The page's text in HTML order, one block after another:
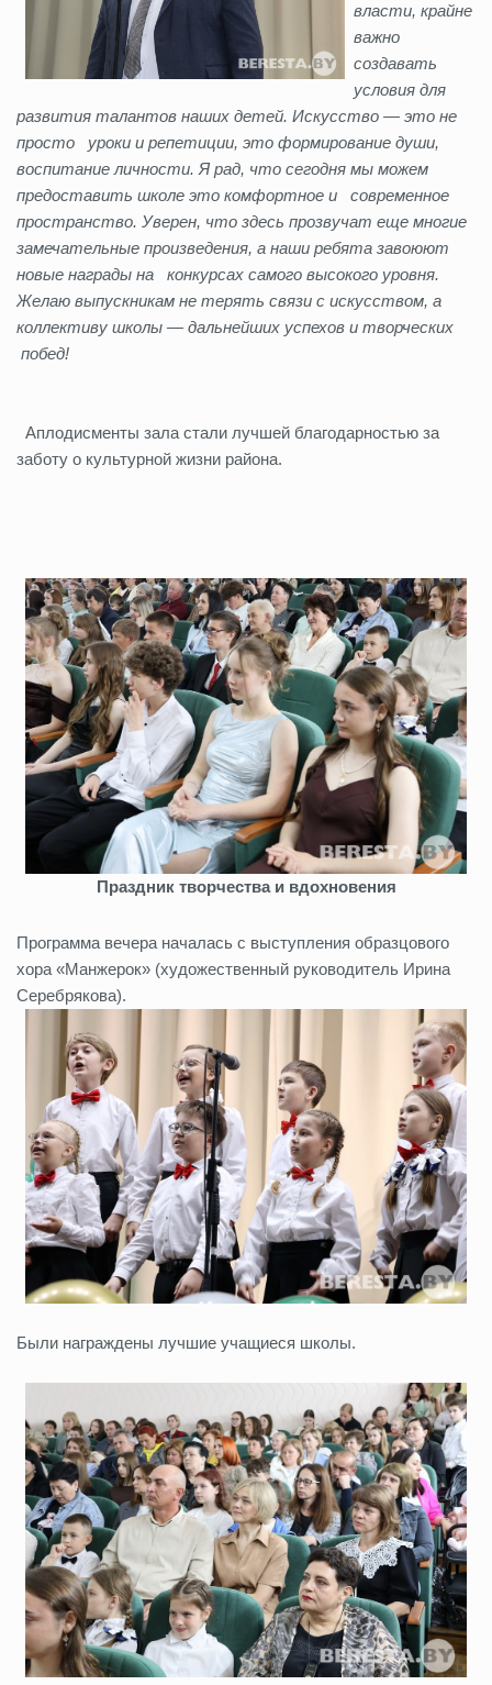
власти, крайне
важно
создавать
условия для
развития талантов наших детей. Искусство — это не
просто уроки и репетиции, это формирование души,
воспитание личности. Я рад, что сегодня мы можем
предоставить школе это комфортное и современное
пространство. Уверен, что здесь прозвучат еще многие
замечательные произведения, а наши ребята завоюют
новые награды на конкурсах самого высокого уровня.
Желаю выпускникам не терять связи с искусством, а
коллективу школы — дальнейших успехов и творческих
побед!
Аплодисменты зала стали лучшей благодарностью за
заботу о культурной жизни района.
Праздник творчества и вдохновения
Программа вечера началась с выступления образцового
хора «Манжерок» (художественный руководитель Ирина
Серебрякова).
Были награждены лучшие учащиеся школы.